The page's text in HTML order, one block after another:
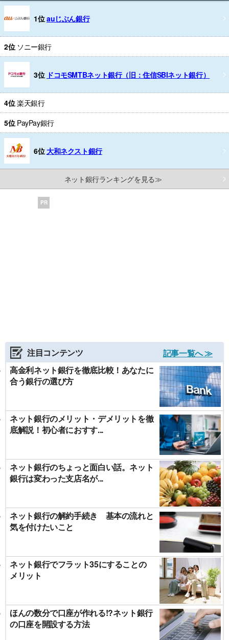
1位auじぶん銀行
2位 ソニー銀行
3位 ドコモSMTBネット銀行（旧：住信SBIネット銀行）
4位楽天銀行
5位 PayPay銀行
6位 大和ネクスト銀行
ネット銀行ランキングを見る≫
PR
注目コンテンツ
記事一覧へ ≫
高金利ネット銀行を徹底比較！あなたに
合う銀行の選び方
ネット銀行のメリット・デメリットを徹
底解説！初心者におすす...
ネット銀行のちょっと面白い話。ネット
銀行は変わった支店名が...
ネット銀行の解約手続き 基本の流れと
気を付けたいこと
ネット銀行でフラット35にすることの
メリット
ほんの数分で口座が作れる!?ネット銀行
の口座を開設する方法